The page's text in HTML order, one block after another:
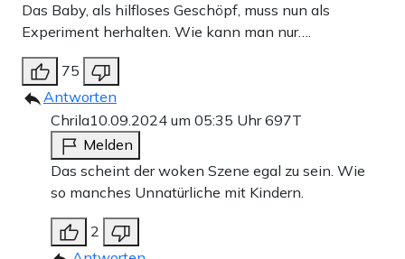
Das Baby, als hilfloses Geschöpf, muss nun als
Experiment herhalten. Wie kann man nur….
75
Antworten
Chrila10.09.2024 um 05:35 Uhr697T
Melden
Das scheint der woken Szene egal zu sein. Wie
so manches Unnatürliche mit Kindern.
2